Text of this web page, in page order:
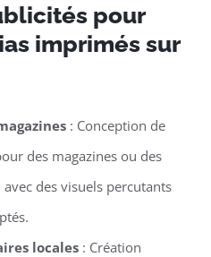
pour
imprimés sur
: Conception de
des magazines ou des
des visuels percutants
locales: Création